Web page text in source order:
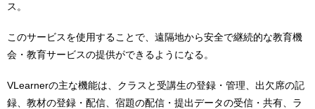
ス。
このサービスを使用することで、遠隔地から安全で継続的な教育機
会・教育サービスの提供ができるようになる。
VLearnerの主な機能は、クラスと受講生の登録・管理、出欠席の記
録、教材の登録・配信、宿題の配信・提出データの受信・共有、ラ